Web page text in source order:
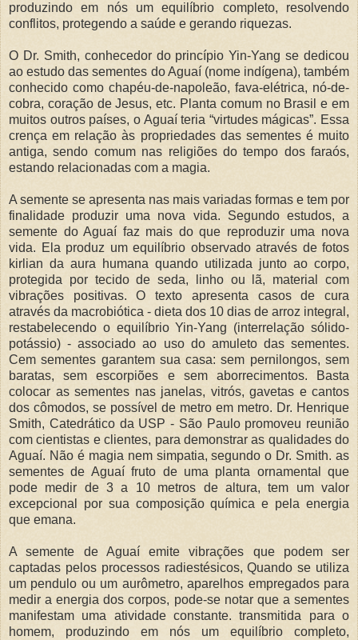
produzindo em nós um equilíbrio completo, resolvendo
conflitos, protegendo a saúde e gerando riquezas.
O Dr. Smith, conhecedor do princípio Yin-Yang se dedicou
ao estudo das sementes do Aguaí (nome indígena), também
conhecido como chapéu-de-napoleão, fava-elétrica, nó-de-
cobra, coração de Jesus, etc. Planta comum no Brasil e em
muitos outros países, o Aguaí teria “virtudes mágicas”. Essa
crença em relação às propriedades das sementes é muito
antiga, sendo comum nas religiões do tempo dos faraós,
estando relacionadas com a magia.
A semente se apresenta nas mais variadas formas e tem por
finalidade produzir uma nova vida. Segundo estudos, a
semente do Aguaí faz mais do que reproduzir uma nova
vida. Ela produz um equilíbrio observado através de fotos
kirlian da aura humana quando utilizada junto ao corpo,
protegida por tecido de seda, linho ou lã, material com
vibrações positivas. O texto apresenta casos de cura
através da macrobiótica - dieta dos 10 dias de arroz integral,
restabelecendo o equilíbrio Yin-Yang (interrelação sólido-
potássio) - associado ao uso do amuleto das sementes.
Cem sementes garantem sua casa: sem pernilongos, sem
baratas, sem escorpiões e sem aborrecimentos. Basta
colocar as sementes nas janelas, vitrós, gavetas e cantos
dos cômodos, se possível de metro em metro. Dr. Henrique
Smith, Catedrático da USP - São Paulo promoveu reunião
com cientistas e clientes, para demonstrar as qualidades do
Aguaí. Não é magia nem simpatia, segundo o Dr. Smith. as
sementes de Aguaí fruto de uma planta ornamental que
pode medir de 3 a 10 metros de altura, tem um valor
excepcional por sua composição química e pela energia
que emana.
A semente de Aguaí emite vibrações que podem ser
captadas pelos processos radiestésicos, Quando se utiliza
um pendulo ou um aurômetro, aparelhos empregados para
medir a energia dos corpos, pode-se notar que a sementes
manifestam uma atividade constante. transmitida para o
homem, produzindo em nós um equilíbrio completo,